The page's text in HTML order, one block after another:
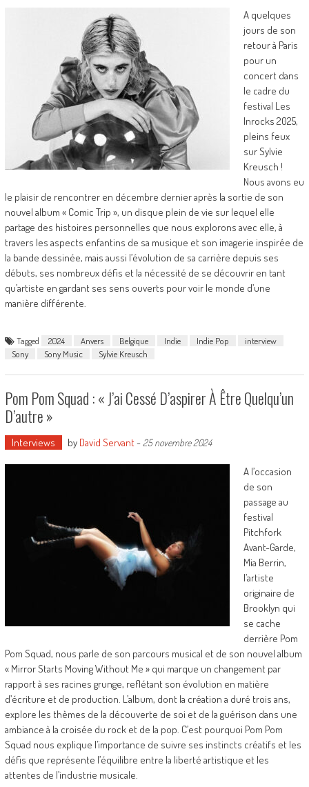
A quelques
jours de son
retour à Paris
pour un
concert dans
le cadre du
festival Les
Inrocks 2025,
pleins feux
sur Sylvie
Kreusch !
Nous avons eu
le plaisir de rencontrer en décembre dernier après la sortie de son
nouvel album « Comic Trip », un disque plein de vie sur lequel elle
partage des histoires personnelles que nous explorons avec elle, à
travers les aspects enfantins de sa musique et son imagerie inspirée de
la bande dessinée, mais aussi l’évolution de sa carrière depuis ses
débuts, ses nombreux défis et la nécessité de se découvrir en tant
qu’artiste en gardant ses sens ouverts pour voir le monde d’une
manière différente.
Tagged 2024 Anvers Belgique Indie Indie Pop
interview
Sony
Sony Music Sylvie Kreusch
Pom Pom Squad : « J’ai Cessé D’aspirer À Être Quelqu’un
D’autre »
Interviews by David Servant- 25 novembre 2024
A l’occasion
de son
passage au
festival
Pitchfork
Avant-Garde,
Mia Berrin,
l’artiste
originaire de
Brooklyn qui
se cache
derrière Pom
Pom Squad, nous parle de son parcours musical et de son nouvel album
« Mirror Starts Moving Without Me » qui marque un changement par
rapport à ses racines grunge, reflétant son évolution en matière
d’écriture et de production. L’album, dont la création a duré trois ans,
explore les thèmes de la découverte de soi et de la guérison dans une
ambiance à la croisée du rock et de la pop. C’est pourquoi Pom Pom
Squad nous explique l’importance de suivre ses instincts créatifs et les
défis que représente l’équilibre entre la liberté artistique et les
attentes de l’industrie musicale.